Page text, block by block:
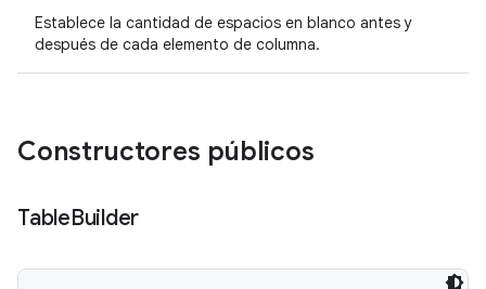
Establece la cantidad de espacios en blanco antes y
después de cada elemento de columna.
Constructores públicos
TableBuilder